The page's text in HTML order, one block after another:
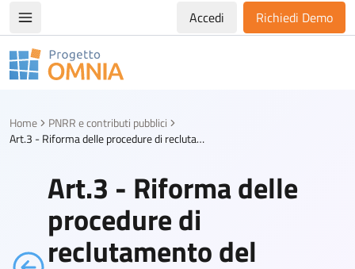
Apri/chiudi menù di navigazioneAccedi Richiedi Demo
Progetto Omnia
Home
PNRR e contributi pubblici
Art.3 - Riforma delle procedure di reclutamento del personale delle pubbliche amministrazioni
Art.3 - Riforma delle
procedure di
reclutamento del